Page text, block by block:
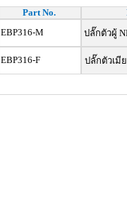
Part No.
EBP316-M
ปลั๊กตัวผู้
EBP316-F ปลั๊กตัวเมี